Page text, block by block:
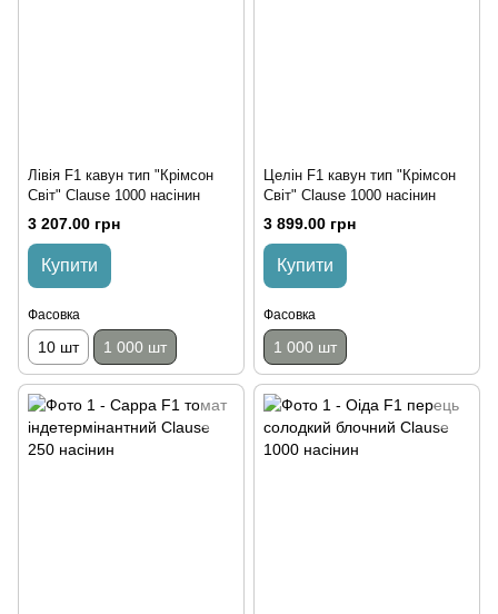
Лівія F1 кавун тип "Крімсон
Світ" Clause 1000 насінин
3 207.00 грн
Купити
Фасовка
10 шт 1 000 шт
Целін F1 кавун тип "Крімсон
Світ" Clause 1000 насінин
3 899.00 грн
Купити
Фасовка
1 000 шт